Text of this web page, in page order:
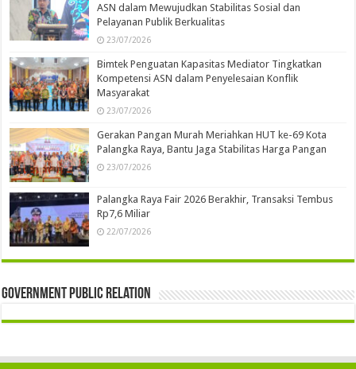
ASN dalam Mewujudkan Stabilitas Sosial dan
Pelayanan Publik Berkualitas
23/07/2026
Bimtek Penguatan Kapasitas Mediator Tingkatkan
Kompetensi ASN dalam Penyelesaian Konflik
Masyarakat
23/07/2026
Gerakan Pangan Murah Meriahkan HUT ke-69 Kota
Palangka Raya, Bantu Jaga Stabilitas Harga Pangan
23/07/2026
Palangka Raya Fair 2026 Berakhir, Transaksi Tembus
Rp7,6 Miliar
22/07/2026
Government Public Relation